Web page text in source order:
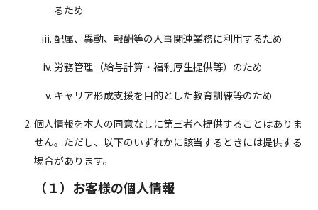
るため
配属、異動、報酬等の人事関連業務に利用するため
労務管理（給与計算・福利厚生提供等）のため
キャリア形成支援を目的とした教育訓練等のため
個人情報を本人の同意なしに第三者へ提供することはありま
せん。ただし、以下のいずれかに該当するときには提供する
場合があります。
（１）お客様の個人情報